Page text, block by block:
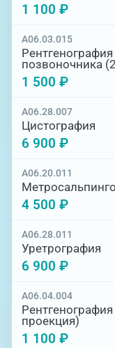
1 100 ₽
A06.03.015
позвоночника
1 500 ₽
A06.28.007
Цистография
6 900 ₽
А06.20.011
4 500 ₽
A06.28.011
Уретрография
6 900 ₽
A06.04.004
Рентгенография
проекция)
1 100 ₽